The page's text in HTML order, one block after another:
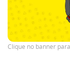
Clique no banner para